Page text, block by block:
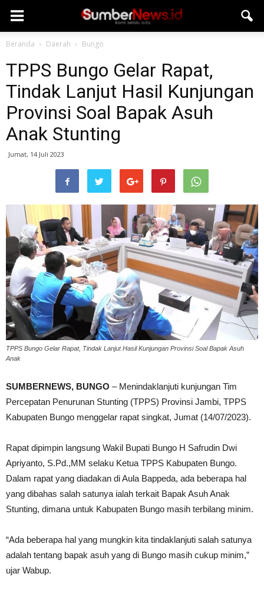
Beranda Daerah Bungo
TPPS Bungo Gelar Rapat,
Tindak Lanjut Hasil Kunjungan
Provinsi Soal Bapak Asuh
Anak Stunting
Jumat, 14 Juli 2023
TPPS Bungo Gelar Rapat, Tindak Lanjut Hasil Kunjungan Provinsi Soal Bapak Asuh
Anak
SUMBERNEWS, BUNGO – Menindaklanjuti kunjungan Tim
Percepatan Penurunan Stunting (TPPS) Provinsi Jambi, TPPS
Kabupaten Bungo menggelar rapat singkat, Jumat (14/07/2023).
Rapat dipimpin langsung Wakil Bupati Bungo H Safrudin Dwi
Apriyanto, S.Pd.,MM selaku Ketua TPPS Kabupaten Bungo.
Dalam rapat yang diadakan di Aula Bappeda, ada beberapa hal
yang dibahas salah satunya ialah terkait Bapak Asuh Anak
Stunting, dimana untuk Kabupaten Bungo masih terbilang minim.
“Ada beberapa hal yang mungkin kita tindaklanjuti salah satunya
adalah tentang bapak asuh yang di Bungo masih cukup minim,”
ujar Wabup.